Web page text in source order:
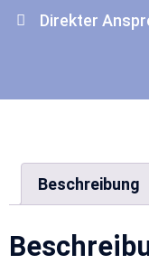
Direkter
Beschreibung